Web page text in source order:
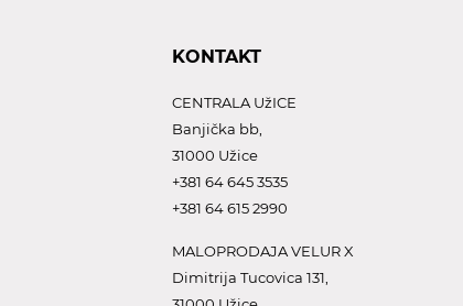
KONTAKT
CENTRALA UžICE
Banjička bb,
31000 Užice
+381 64 645 3535
+381 64 615 2990
MALOPRODAJA VELUR X
Dimitrija Tucovica 131,